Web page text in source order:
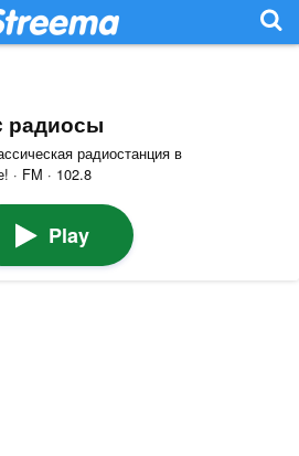
радиосы
радиостанция в
· FM · 102.8
Play